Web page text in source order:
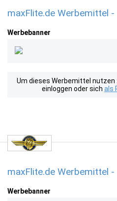
maxFlite.de Werbemittel
Werbebanner
Um dieses Werbemittel nutzen
einloggen oder sich als
maxFlite.de Werbemittel
Werbebanner